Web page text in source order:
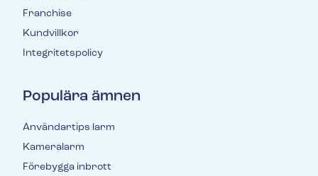
Franchise
Kundvillkor
Integritetspolicy
Populära ämnen
Användartips larm
Kameralarm
Förebygga inbrott